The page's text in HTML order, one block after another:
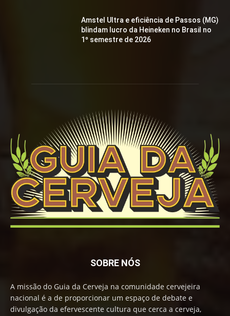
Amstel Ultra e eficiência de Passos (MG)
blindam lucro da Heineken no Brasil no
1º semestre de 2026
SOBRE NÓS
A missão do Guia da Cerveja na comunidade cervejeira
nacional é a de proporcionar um espaço de debate e
divulgação da efervescente cultura que cerca a cerveja,